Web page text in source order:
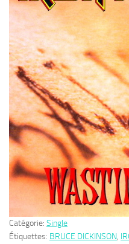
Catégorie: Single
Étiquettes: BRUCE DICKINSON,